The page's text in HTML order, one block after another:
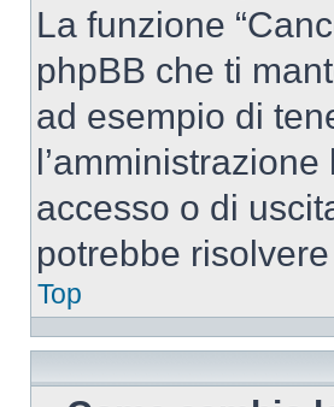
La funzione
phpBB che ti
ad esempio di
accesso o di
potrebbe
Top